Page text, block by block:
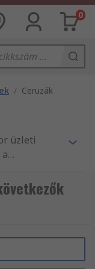
0
/ Ceruzák
üzleti
vásárolják.
méltán
000
választékát